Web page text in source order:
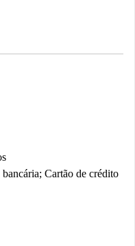
Cartão de crédito